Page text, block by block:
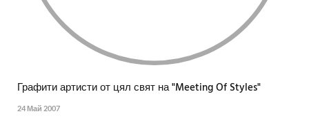
Графити артисти от цял свят на "Meeting Of Styles"
24 Май 2007